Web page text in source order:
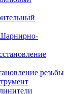
резьбы